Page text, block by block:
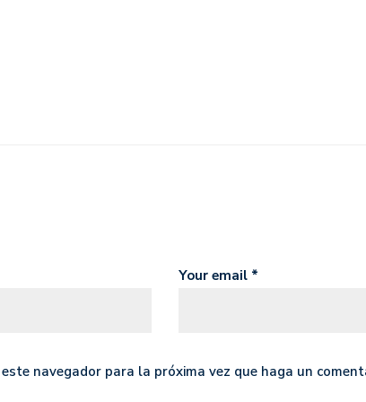
Your email *
navegador para la próxima vez que haga un